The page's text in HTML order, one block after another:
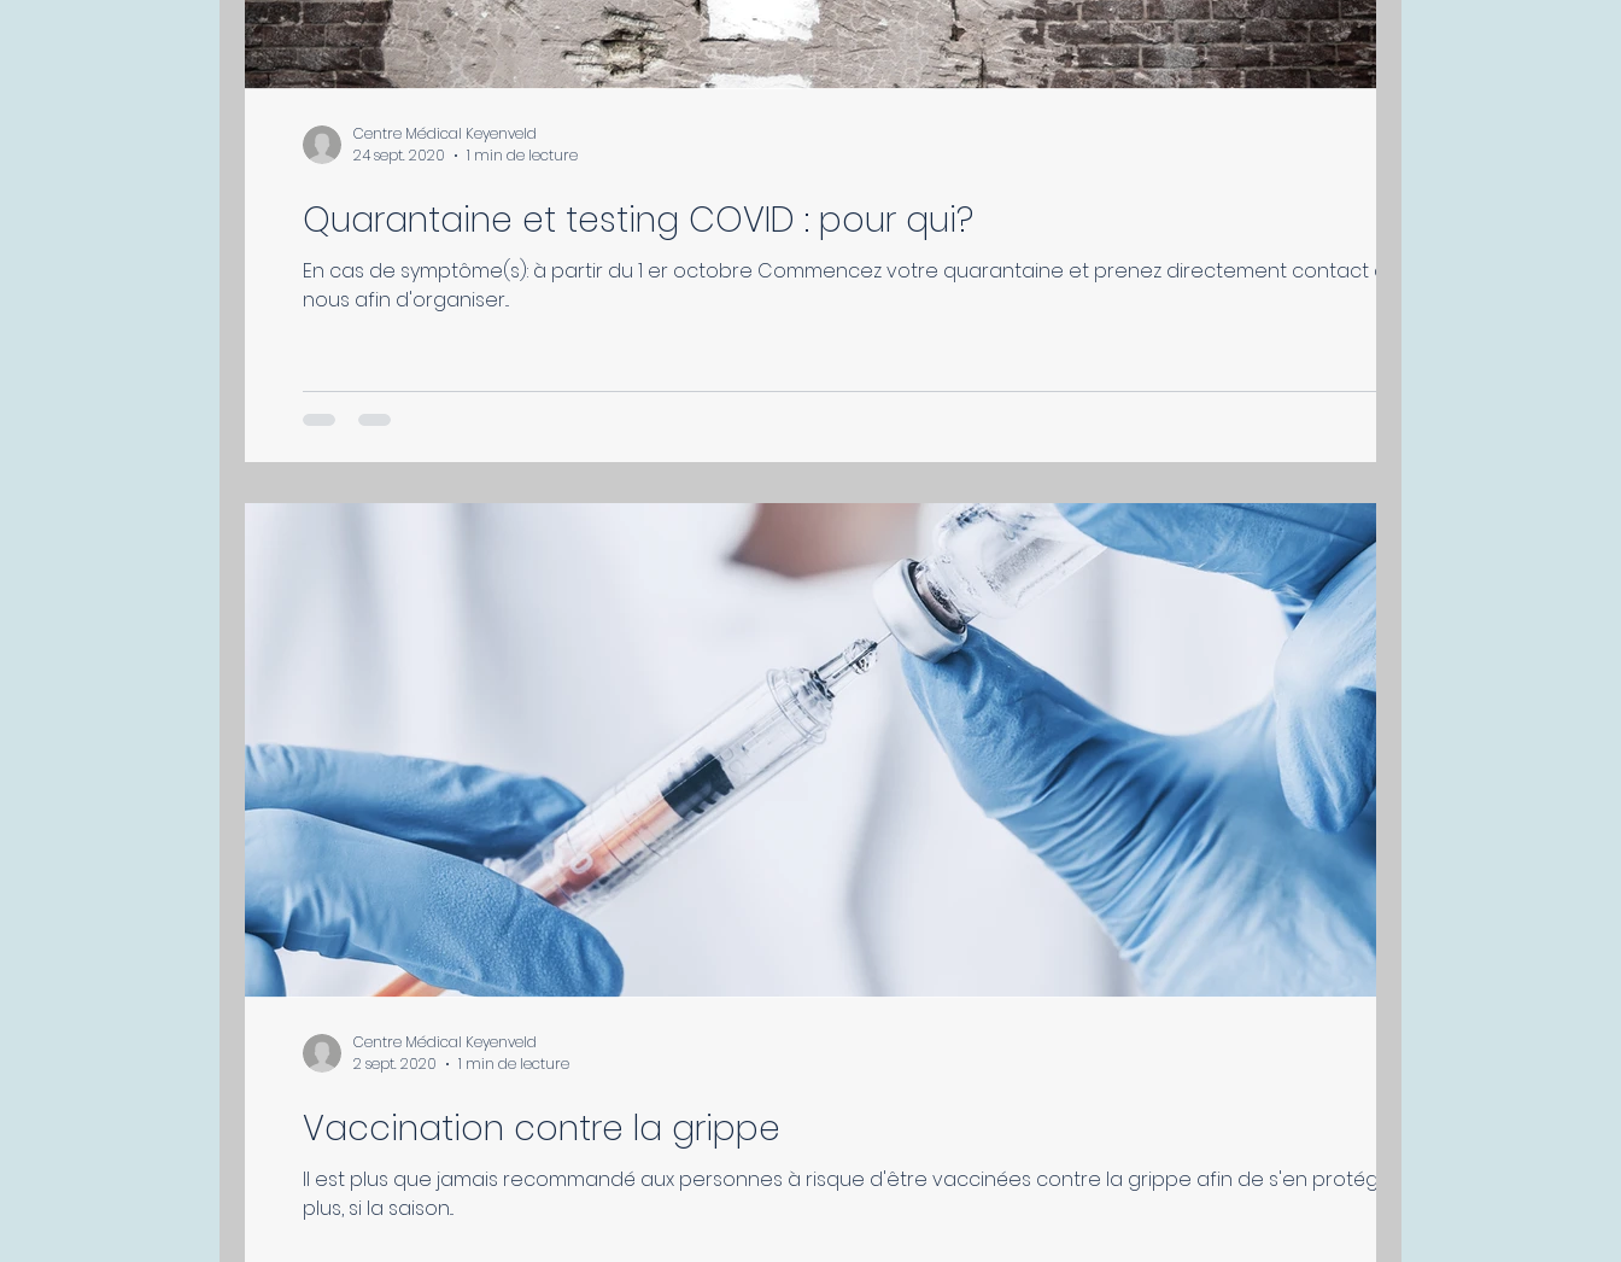
Quarantaine et testing COVID : pour qui?
En cas de symptôme(s): à partir du 1 er octobre Commencez votre quarantaine et prenez directement contact avec
nous afin d'organiser...
Centre Médical Keyenveld
24 sept. 2020
1 min de lecture
Vaccination contre la grippe
Il est plus que jamais recommandé aux personnes à risque d'être vaccinées contre la grippe afin de s'en protéger. De
plus, si la saison...
Centre Médical Keyenveld
2 sept. 2020
1 min de lecture